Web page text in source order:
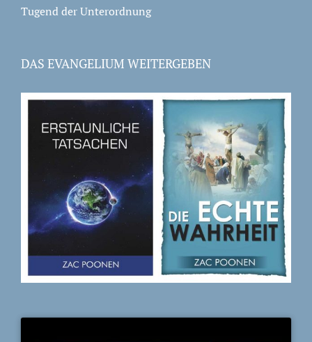
Tugend der Unterordnung
DAS EVANGELIUM WEITERGEBEN